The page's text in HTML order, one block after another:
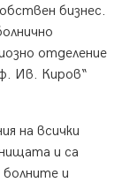
бизнес.
отделение
Ив. Киров“
на всички
и са
и